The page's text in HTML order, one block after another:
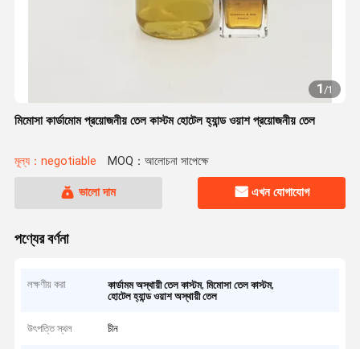
1/1
মিমোসা কার্ডামোম প্রয়োজনীয় তেল কাস্টম হোটেল হ্যান্ড ওয়াশ প্রয়োজনীয় তেল
মূল্য：negotiable MOQ：আলোচনা সাপেক্ষে
ভালো দাম এখন যোগাযোগ
পণ্যের বর্ণনা
লক্ষণীয় করা কার্ডামম অস্থায়ী তেল কাস্টম,মিমোসা তেল কাস্টম,
হোটেল হ্যান্ড ওয়াশ অস্থায়ী তেল
উৎপত্তি স্থল চীন